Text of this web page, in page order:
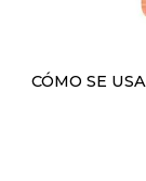
CÓMO SE USA